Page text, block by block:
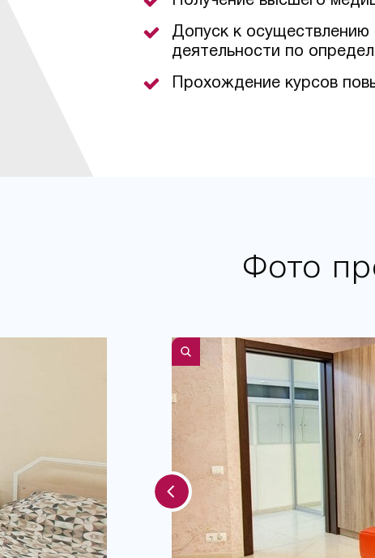
Допуск к осуществлению
деятельности по
Прохождение курсов
Фото